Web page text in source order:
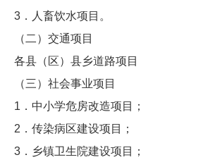
3．人畜饮水项目。
（二）交通项目
各县（区）县乡道路项目
（三）社会事业项目
1．中小学危房改造项目；
2．传染病区建设项目；
3．乡镇卫生院建设项目；